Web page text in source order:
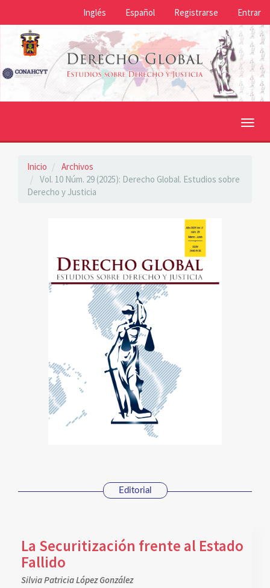
Contenido
principal
Barra
lateral
Inglés Español Registrarse Entrar
Inicio
Archivos
Vol. 10 Núm. 29 (2025): Derecho Global. Estudios sobre
Derecho y Justicia
Editorial
La Securitización frente al Estado
Fallido
Silvia Patricia López González